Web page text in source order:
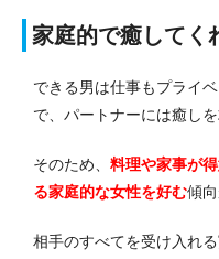
家庭的で癒してく
できる男は仕事もプライ
で、パートナーには癒し
そのため、 料理や家事が
る家庭的な女性を好む傾向
相手のすべてを受け入れ